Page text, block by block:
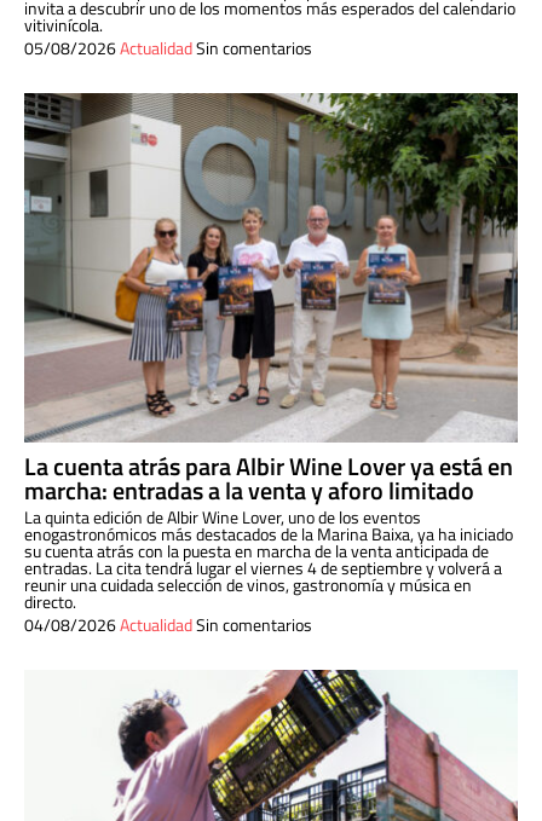
invita a descubrir uno de los momentos más esperados del calendario
vitivinícola.
05/08/2026ActualidadSin comentarios
La cuenta atrás para Albir Wine Lover ya está en
marcha: entradas a la venta y aforo limitado
La quinta edición de Albir Wine Lover, uno de los eventos
enogastronómicos más destacados de la Marina Baixa, ya ha iniciado
su cuenta atrás con la puesta en marcha de la venta anticipada de
entradas. La cita tendrá lugar el viernes 4 de septiembre y volverá a
reunir una cuidada selección de vinos, gastronomía y música en
directo.
04/08/2026ActualidadSin comentarios